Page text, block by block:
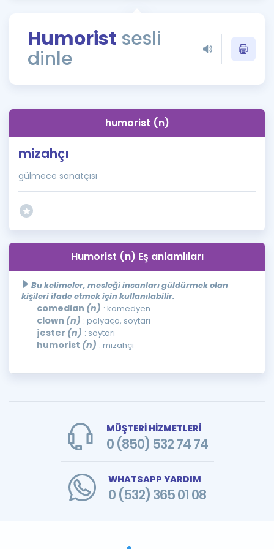
Rehberlik Aracı
ÖSYM Sınav Takvimi
İngilizce Gramer
Humorist sesli
dinle
humorist (n)
mizahçı
gülmece sanatçısı
Humorist (n) Eş anlamlıları
Bu kelimeler, mesleği insanları güldürmek olan
kişileri ifade etmek için kullanılabilir.
comedian (n) : komedyen
clown (n) : palyaço, soytarı
jester (n) : soytarı
humorist (n) : mizahçı
MÜŞTERİ HİZMETLERİ
0 (850) 532 74 74
WHATSAPP YARDIM
0 (532) 365 01 08